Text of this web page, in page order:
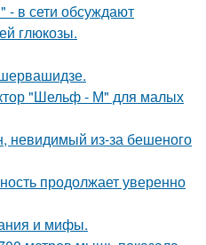
в сети обсуждают
глюкозы.
"Шельф - М" для малых
невидимый из-за бешеного
продолжает уверенно
и мифы.